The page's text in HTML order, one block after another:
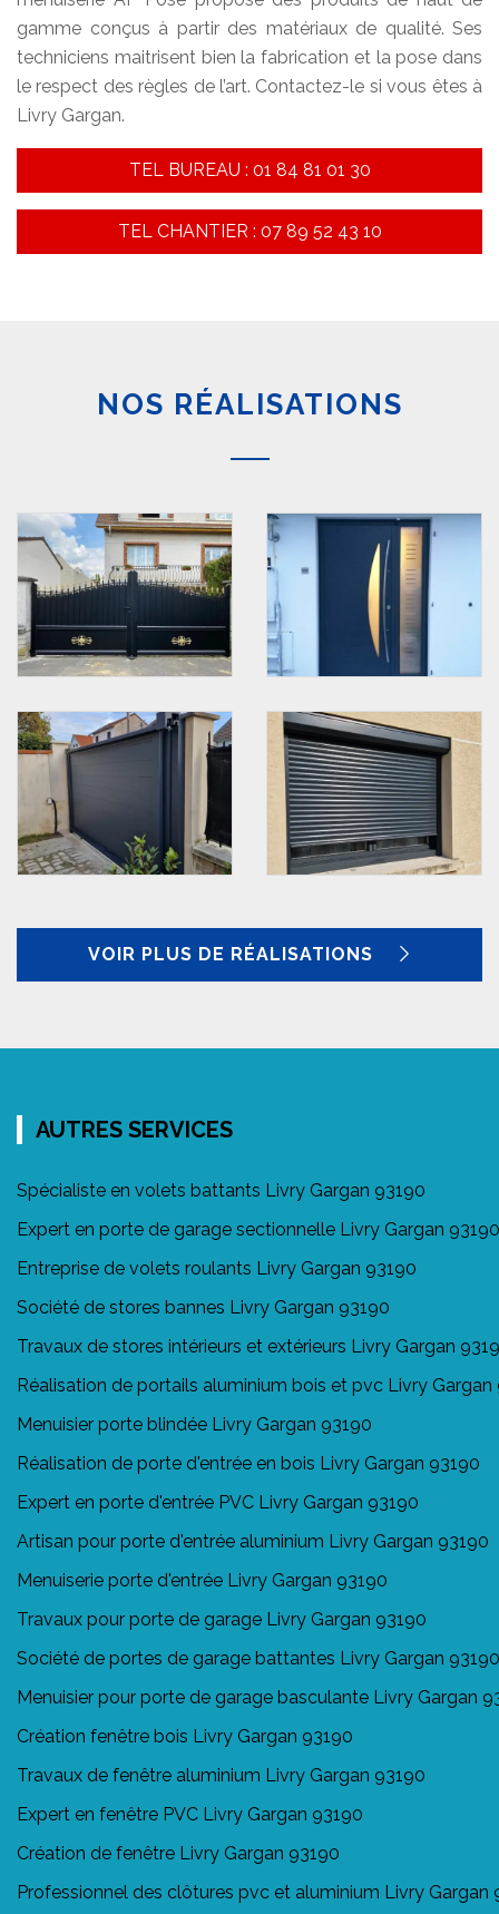
gamme conçus à partir des matériaux de qualité. Ses
techniciens maitrisent bien la fabrication et la pose dans
le respect des règles de l’art. Contactez-le si vous êtes à
Livry Gargan.
TEL BUREAU : 01 84 81 01 30
TEL CHANTIER : 07 89 52 43 10
NOS RÉALISATIONS
VOIR PLUS DE RÉALISATIONS
AUTRES SERVICES
Spécialiste en volets battants Livry Gargan 93190
Expert en porte de garage sectionnelle Livry Gargan 93190
Entreprise de volets roulants Livry Gargan 93190
Société de stores bannes Livry Gargan 93190
Travaux de stores intérieurs et extérieurs Livry Gargan
Réalisation de portails aluminium bois et pvc Livry Gargan
Menuisier porte blindée Livry Gargan 93190
Réalisation de porte d'entrée en bois Livry Gargan 93190
Expert en porte d'entrée PVC Livry Gargan 93190
Artisan pour porte d'entrée aluminium Livry Gargan 93190
Menuiserie porte d'entrée Livry Gargan 93190
Travaux pour porte de garage Livry Gargan 93190
Société de portes de garage battantes Livry Gargan 93190
Menuisier pour porte de garage basculante Livry Gargan
Création fenêtre bois Livry Gargan 93190
Travaux de fenêtre aluminium Livry Gargan 93190
Expert en fenêtre PVC Livry Gargan 93190
Création de fenêtre Livry Gargan 93190
Professionnel des clôtures pvc et aluminium Livry Gargan